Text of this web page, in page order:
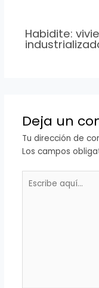
Habidite:
Deja un
Tu dirección de
Los campos
aquí...